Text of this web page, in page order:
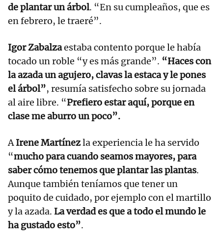
de plantar un árbol. “En su cumpleaños, que es
en febrero, le traeré”.
Igor Zabalzaestaba contento porque le había
tocado un roble “y es más grande”. “Haces con
la azada un agujero, clavas la estaca y le pones
el árbol”, resumía satisfecho sobre su jornada
al aire libre. “Prefiero estar aquí, porque en
clase me aburro un poco”.
AIrene Martínezla experiencia le ha servido
“mucho para cuando seamos mayores, para
saber cómo tenemos que plantar las plantas.
Aunque también teníamos que tener un
poquito de cuidado, por ejemplo con el martillo
y la azada. La verdad es que a todo el mundo le
ha gustado esto”.